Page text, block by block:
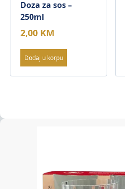
Doza za sos –
250ml
2,00 KM
Dodaj u korpu